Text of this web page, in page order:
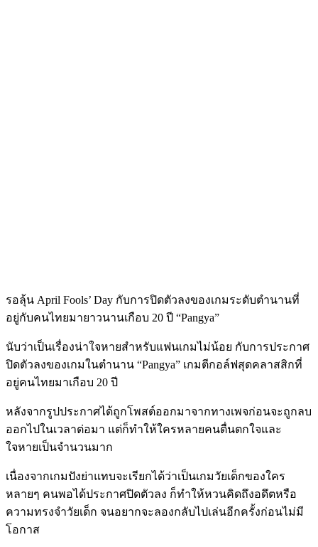
รอลุ้น April Fools’ Day กับการปิดตัวลงของเกมระดับตำนานที่
อยู่กับคนไทยมายาวนานเกือบ 20 ปี “Pangya”
นับว่าเป็นเรื่องน่าใจหายสำหรับแฟนเกมไม่น้อย กับการประกาศ
ปิดตัวลงของเกมในตำนาน “Pangya” เกมตีกอล์ฟสุดคลาสสิกที่
อยู่คนไทยมาเกือบ 20 ปี
หลังจากรูปประกาศได้ถูกโพสต์ออกมาจากทางเพจก่อนจะถูกลบ
ออกไปในเวลาต่อมา แต่ก็ทำให้ใครหลายคนตื่นตกใจและ
ใจหายเป็นจำนวนมาก
เนื่องจากเกมปังย่าแทบจะเรียกได้ว่าเป็นเกมวัยเด็กของใคร
หลายๆ คนพอได้ประกาศปิดตัวลง ก็ทำให้หวนคิดถึงอดึตหรือ
ความทรงจำวัยเด็ก จนอยากจะลองกลับไปเล่นอีกครั้งก่อนไม่มี
โอกาส